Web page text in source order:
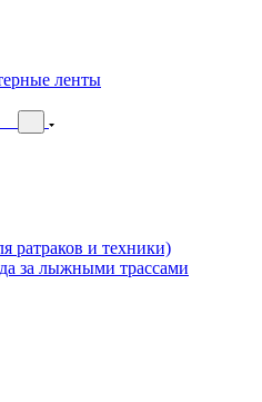
ленты
ратраков и техники)
за лыжными трассами